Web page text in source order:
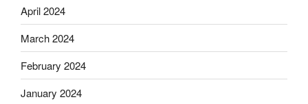
April 2024
March 2024
February 2024
January 2024